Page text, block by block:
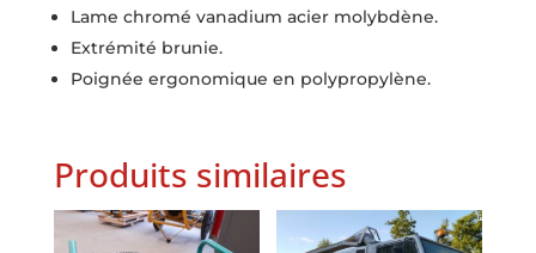
Lame chromé vanadium acier molybdène.
Extrémité brunie.
Poignée ergonomique en polypropylène.
Produits similaires